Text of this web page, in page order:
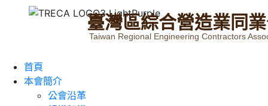
臺灣區綜合營造業同業
Taiwan Regional Engineering Contractors
首頁
本會簡介
公會沿革